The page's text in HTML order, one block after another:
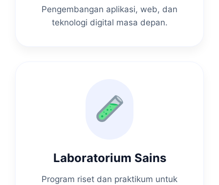
Pengembangan aplikasi, web, dan
teknologi digital masa depan.
Laboratorium Sains
Program riset dan praktikum untuk